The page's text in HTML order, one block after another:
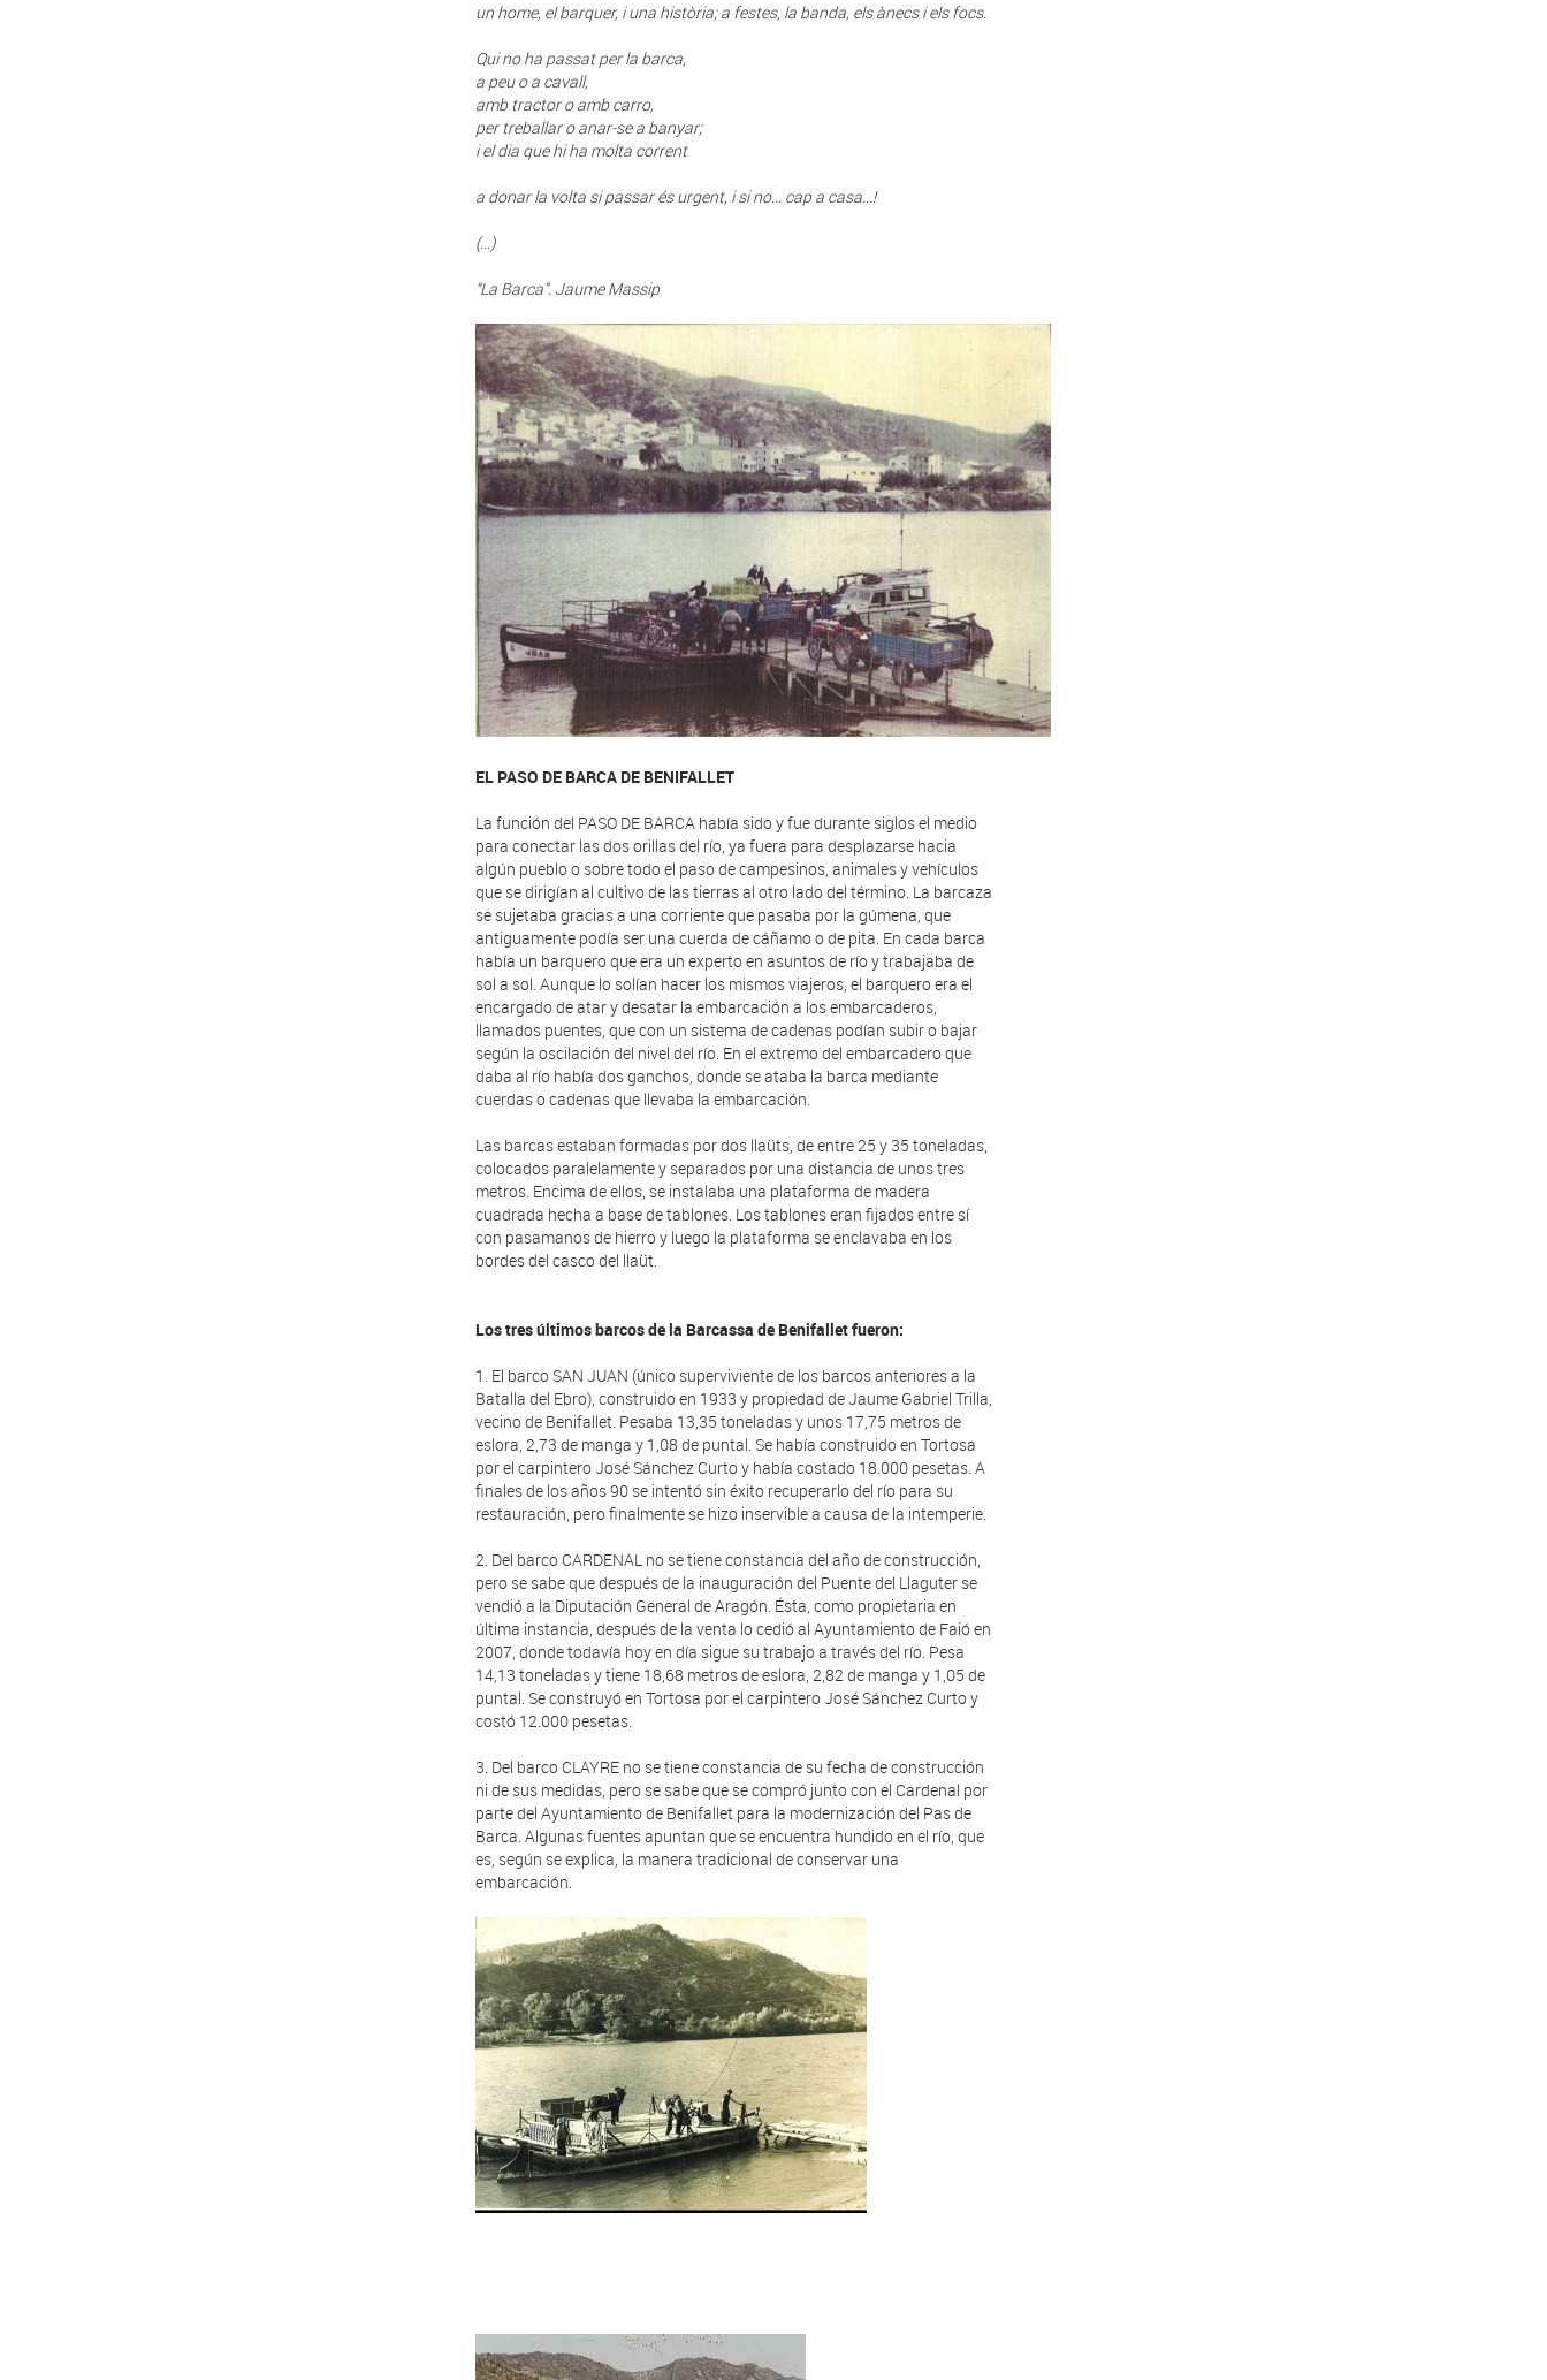
un home, el barquer, i una història; a festes, la banda, els ànecs i els focs.
Qui no ha passat per la barca,
a peu o a cavall,
amb tractor o amb carro,
per treballar o anar-se a banyar;
i el dia que hi ha molta corrent
a donar la volta si passar és urgent, i si no... cap a casa...!
(...)
“La Barca”. Jaume Massip
EL PASO DE BARCA DE BENIFALLET
La función del PASO DE BARCA había sido y fue durante siglos el medio
para conectar las dos orillas del río, ya fuera para desplazarse hacia
algún pueblo o sobre todo el paso de campesinos, animales y vehículos
que se dirigían al cultivo de las tierras al otro lado del término. La barcaza
se sujetaba gracias a una corriente que pasaba por la gúmena, que
antiguamente podía ser una cuerda de cáñamo o de pita. En cada barca
había un barquero que era un experto en asuntos de río y trabajaba de
sol a sol. Aunque lo solían hacer los mismos viajeros, el barquero era el
encargado de atar y desatar la embarcación a los embarcaderos,
llamados puentes, que con un sistema de cadenas podían subir o bajar
según la oscilación del nivel del río. En el extremo del embarcadero que
daba al río había dos ganchos, donde se ataba la barca mediante
cuerdas o cadenas que llevaba la embarcación.
Las barcas estaban formadas por dos llaüts, de entre 25 y 35 toneladas,
colocados paralelamente y separados por una distancia de unos tres
metros. Encima de ellos, se instalaba una plataforma de madera
cuadrada hecha a base de tablones. Los tablones eran fijados entre sí
con pasamanos de hierro y luego la plataforma se enclavaba en los
bordes del casco del llaüt.
Los tres últimos barcos de la Barcassa de Benifallet fueron:
1. El barco SAN JUAN (único superviviente de los barcos anteriores a la
Batalla del Ebro), construido en 1933 y propiedad de Jaume Gabriel Trilla,
vecino de Benifallet. Pesaba 13,35 toneladas y unos 17,75 metros de
eslora, 2,73 de manga y 1,08 de puntal. Se había construido en Tortosa
por el carpintero José Sánchez Curto y había costado 18.000 pesetas. A
finales de los años 90 se intentó sin éxito recuperarlo del río para su
restauración, pero finalmente se hizo inservible a causa de la intemperie.
2. Del barco CARDENAL no se tiene constancia del año de construcción,
pero se sabe que después de la inauguración del Puente del Llaguter se
vendió a la Diputación General de Aragón. Ésta, como propietaria en
última instancia, después de la venta lo cedió al Ayuntamiento de Faió en
2007, donde todavía hoy en día sigue su trabajo a través del río. Pesa
14,13 toneladas y tiene 18,68 metros de eslora, 2,82 de manga y 1,05 de
puntal. Se construyó en Tortosa por el carpintero José Sánchez Curto y
costó 12.000 pesetas.
3. Del barco CLAYRE no se tiene constancia de su fecha de construcción
ni de sus medidas, pero se sabe que se compró junto con el Cardenal por
parte del Ayuntamiento de Benifallet para la modernización del Pas de
Barca. Algunas fuentes apuntan que se encuentra hundido en el río, que
es, según se explica, la manera tradicional de conservar una
embarcación.